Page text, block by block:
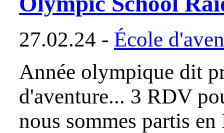
27.02.24 - École
Année olympique dit
d'aventure... 3 RDV
nous sommes partis